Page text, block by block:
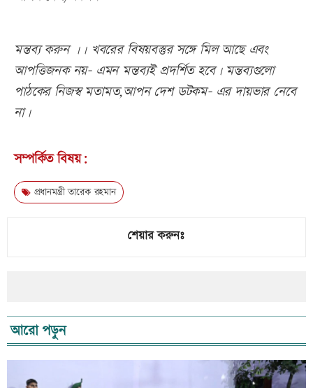
মন্তব্য করুন ।। খবরের বিষয়বস্তুর সঙ্গে মিল আছে এবং
আপত্তিজনক নয়- এমন মন্তব্যই প্রদর্শিত হবে। মন্তব্যগুলো
পাঠকের নিজস্ব মতামত,আপন দেশ ডটকম- এর দায়ভার নেবে
না।
সম্পর্কিত বিষয়:
প্রধানমন্ত্রী তারেক রহমান
শেয়ার করুনঃ
আরো পড়ুন